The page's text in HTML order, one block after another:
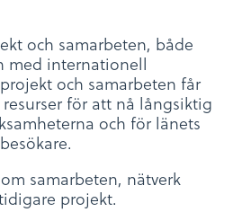
och samarbeten, både
med internationell
och samarbeten får
för att nå långsiktig
och för länets
samarbeten, nätverk
projekt.